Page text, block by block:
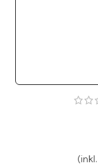
(inkl.